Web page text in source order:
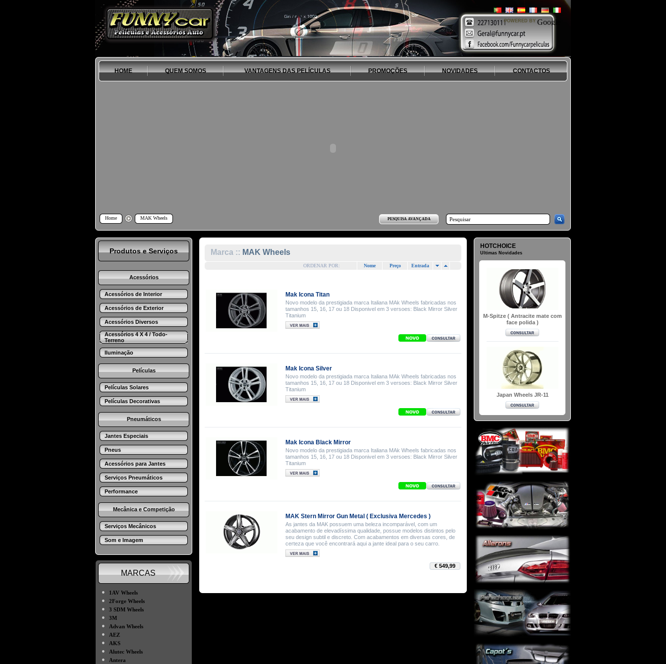
POWERED BY
HOME QUEM SOMOS VANTAGENS DAS PELÍCULAS PROMOÇÕES NOVIDADES CONTACTOS
Home MAK Wheels PESQUISA AVANÇADA
Produtos e Serviços
Acessórios
Acessórios de Interior
Acessórios de Exterior
Acessórios Diversos
Acessórios 4 X 4 / Todo-
Terreno
Iluminação
Películas
Películas Solares
Películas Decorativas
Pneumáticos
Jantes Especiais
Pneus
Acessórios para Jantes
Serviços Pneumáticos
Performance
Mecânica e Competição
Serviços Mecânicos
Som e Imagem
MARCAS
●
1AV Wheels
●
2Forge Wheels
●
3 SDM Wheels
●
3M
●
Advan Wheels
●
AEZ
●
AKS
●
Alutec Wheels
●
Antera
Marca :: MAK Wheels
ORDENAR POR: Nome Preço Entrada
Mak Icona Titan
Novo modelo da prestigiada marca Italiana MAk Wheels fabricadas nos
tamanhos 15, 16, 17 ou 18 Disponivel em 3 versoes: Black Mirror Silver
Titanium
Mak Icona Silver
Novo modelo da prestigiada marca Italiana MAk Wheels fabricadas nos
tamanhos 15, 16, 17 ou 18 Disponivel em 3 versoes: Black Mirror Silver
Titanium
Mak Icona Black Mirror
Novo modelo da prestigiada marca Italiana MAk Wheels fabricadas nos
tamanhos 15, 16, 17 ou 18 Disponivel em 3 versoes: Black Mirror Silver
Titanium
MAK Stern Mirror Gun Metal ( Exclusiva Mercedes )
As jantes da MAK possuem uma beleza incomparável, com um
acabamento de elevadíssima qualidade, possue modelos distintos pelo
seu design subtil e discreto. Com acabamentos em diversas cores, de
certeza que você encontrará aqui a jante ideal para o seu carro.
€ 549,99
HOTCHOICE
Ultimas Novidades
M-Spitze ( Antracite mate com
face polida )
Japan Wheels JR-11